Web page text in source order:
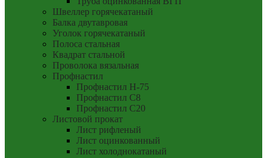
Швеллер горячекатаный
Балка двутавровая
Уголок горячекатаный
Полоса стальная
Квадрат стальной
Проволока вязальная
Профнастил
Профнастил Н-75
Профнастил С8
Профнастил С20
Листовой прокат
Лист рифленый
Лист оцинкованный
Лист холоднокатаный